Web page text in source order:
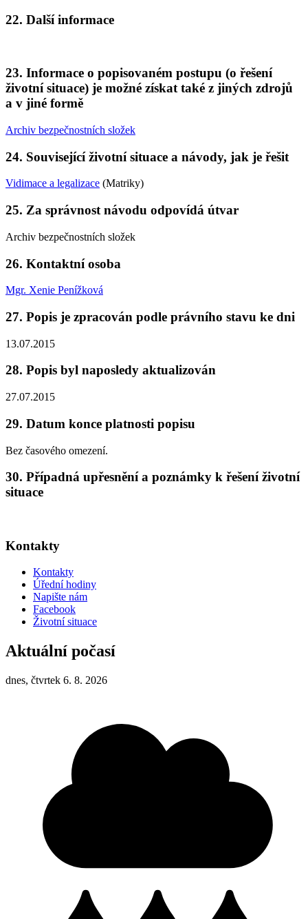
22. Další informace
23. Informace o popisovaném postupu (o řešení
životní situace) je možné získat také z jiných zdrojů
a v jiné formě
Archiv bezpečnostních složek
24. Související životní situace a návody, jak je řešit
Vidimace a legalizace (Matriky)
25. Za správnost návodu odpovídá útvar
Archiv bezpečnostních složek
26. Kontaktní osoba
Mgr. Xenie Penížková
27. Popis je zpracován podle právního stavu ke dni
13.07.2015
28. Popis byl naposledy aktualizován
27.07.2015
29. Datum konce platnosti popisu
Bez časového omezení.
30. Případná upřesnění a poznámky k řešení životní
situace
Kontakty
Kontakty
Úřední hodiny
Napište nám
Facebook
Životní situace
Aktuální počasí
dnes, čtvrtek 6. 8. 2026